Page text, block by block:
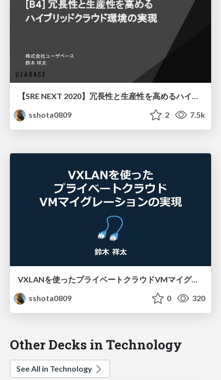
【SRE NEXT 2020】冗長性と生産性を高めるハイブリッドクラウド環境の実現
sshota0809
2 7.5k
VXLANを使ったプライベートクラウドVMマイグレーションの実現
sshota0809
0 320
Other Decks in Technology
See All in Technology